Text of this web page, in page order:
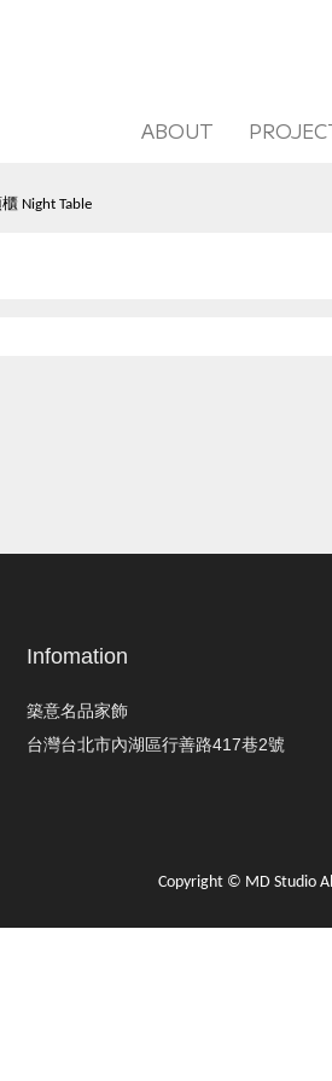
ABOUT
Night Table
Infomation
築意名品家飾
台灣台北市內湖區行善路417巷2號
Copyright © MD Studio